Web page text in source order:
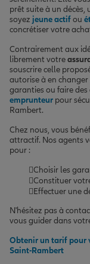
prêt suite à un
soyez jeune actifou
concrétiser votre
Contrairement aux
librement votre
souscrire celle
autorise à en
garanties ou faire des
emprunteur pour
Rambert.
Chez nous, vous
attractif. Nos agents
pour :
Choisir les
Constituer
Effectuer une
N'hésitez pas à
vous guider dans
Obtenir un tarif pour
Saint-Rambert